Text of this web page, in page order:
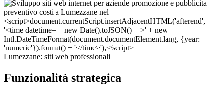
Lumezzane: siti web professionali
Funzionalità strategica